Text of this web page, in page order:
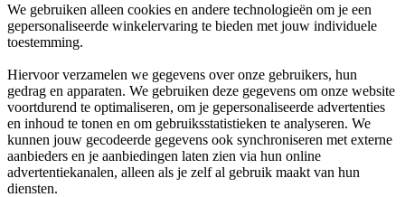
We gebruiken alleen cookies en andere technologieën om je een
gepersonaliseerde winkelervaring te bieden met jouw individuele
toestemming.
Hiervoor verzamelen we gegevens over onze gebruikers, hun
gedrag en apparaten. We gebruiken deze gegevens om onze website
voortdurend te optimaliseren, om je gepersonaliseerde advertenties
en inhoud te tonen en om gebruiksstatistieken te analyseren. We
kunnen jouw gecodeerde gegevens ook synchroniseren met externe
aanbieders en je aanbiedingen laten zien via hun online
advertentiekanalen, alleen als je zelf al gebruik maakt van hun
diensten.